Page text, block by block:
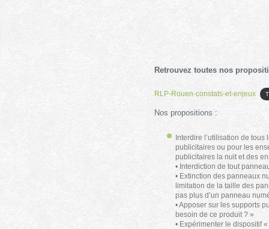
Retrouvez toutes nos
RLP-Rouen-constats-et-enjeux
Nos propositions :
Interdire l’utilisation de
publicitaires ou pour les
publicitaires la nuit et des
• Interdiction de tout
• Extinction des panneaux
limitation de la taille des
pas plus d’un panneau
• Apposer sur les supports
besoin de ce produit ? »
• Expérimenter le dispositif